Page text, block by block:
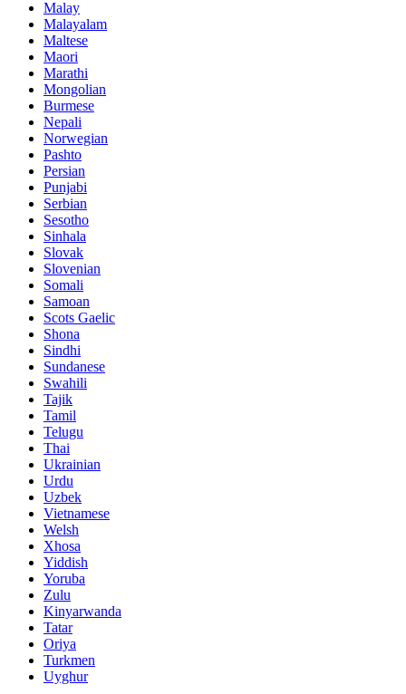
Malay
Malayalam
Maltese
Maori
Marathi
Mongolian
Burmese
Nepali
Norwegian
Pashto
Persian
Punjabi
Serbian
Sesotho
Sinhala
Slovak
Slovenian
Somali
Samoan
Scots Gaelic
Shona
Sindhi
Sundanese
Swahili
Tajik
Tamil
Telugu
Thai
Ukrainian
Urdu
Uzbek
Vietnamese
Welsh
Xhosa
Yiddish
Yoruba
Zulu
Kinyarwanda
Tatar
Oriya
Turkmen
Uyghur